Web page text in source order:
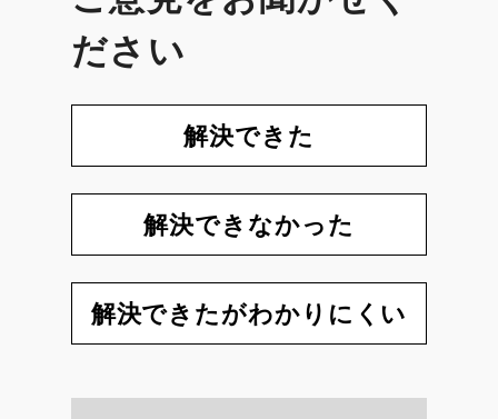
ださい
解決できた
解決できなかった
解決できたがわかりにくい